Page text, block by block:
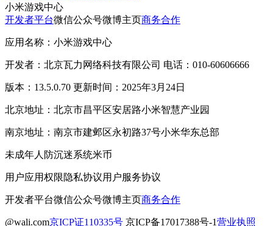
小米游戏中心
开发者平台微信公众号微博主页商务合作
应用名称：小米游戏中心
开发者：北京瓦力网络科技有限公司 电话：010-60606666
版本：13.5.0.70 更新时间：2025年3月24日
北京地址：北京市昌平区安居路小米智慧产业园
南京地址：南京市建邺区永初路37号小米华东总部
未成年人防沉迷系统米币
用户应用权限隐私协议用户服务协议
开发者平台微信公众号微博主页商务合作
@wali.com京ICP证110335号 京ICP备17017388号-1营业执照